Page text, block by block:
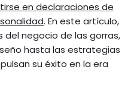
en declaraciones de
. En este artículo,
del negocio de las gorras,
hasta las estrategias
su éxito en la era